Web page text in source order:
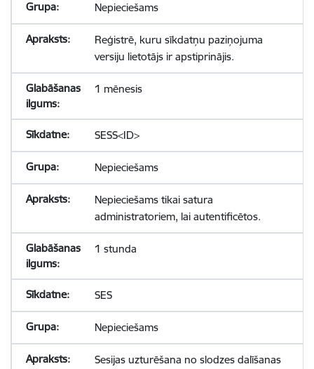
Nepieciešams
Reģistrē, kuru sīkdatņu paziņojuma
versiju lietotājs ir apstiprinājis.
1 mēnesis
SESS<ID>
Nepieciešams
Nepieciešams tikai satura
administratoriem, lai autentificētos.
1 stunda
SES
Nepieciešams
Sesijas uzturēšana no slodzes dalīšanas